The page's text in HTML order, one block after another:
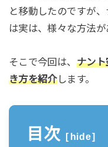
と移動したのですが
は実は、様々な方法が
そこで今回は、 ナン
き方を紹介します。
目次 [ hide]